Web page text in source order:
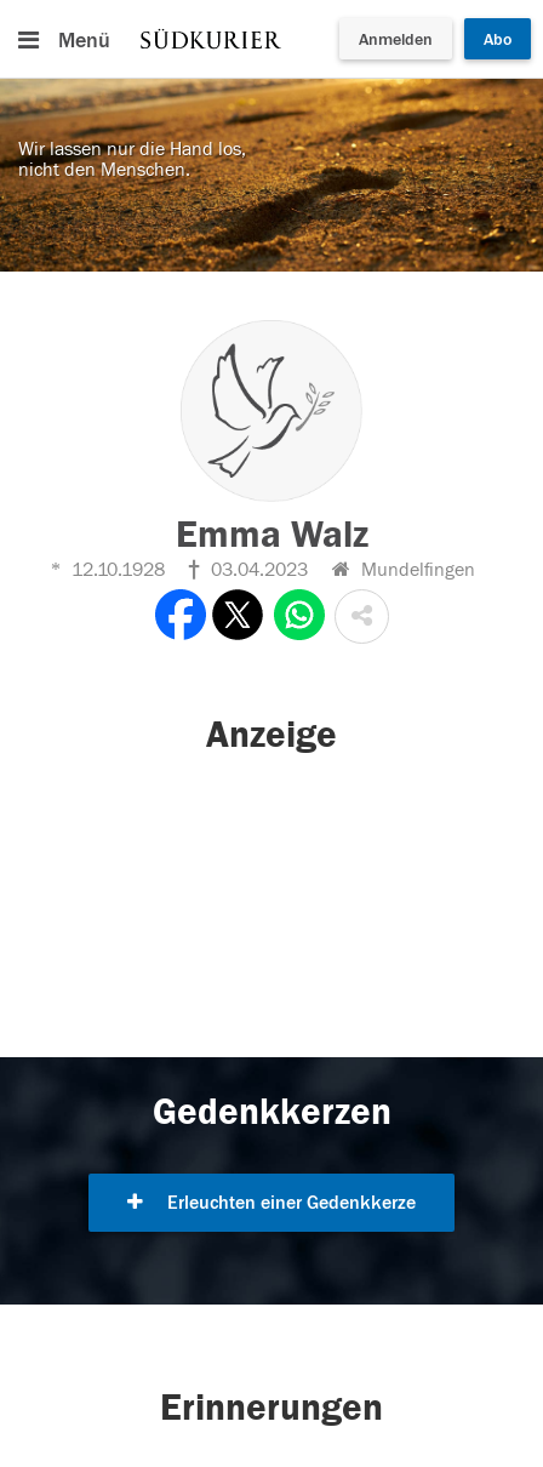
Menü Anmelden Abo
Wir lassen nur die Hand los,
nicht den Menschen.
Emma Walz
12.10.1928 03.04.2023 Mundelfingen
Anzeige
Gedenkkerzen
Erleuchten einer Gedenkkerze
Erinnerungen